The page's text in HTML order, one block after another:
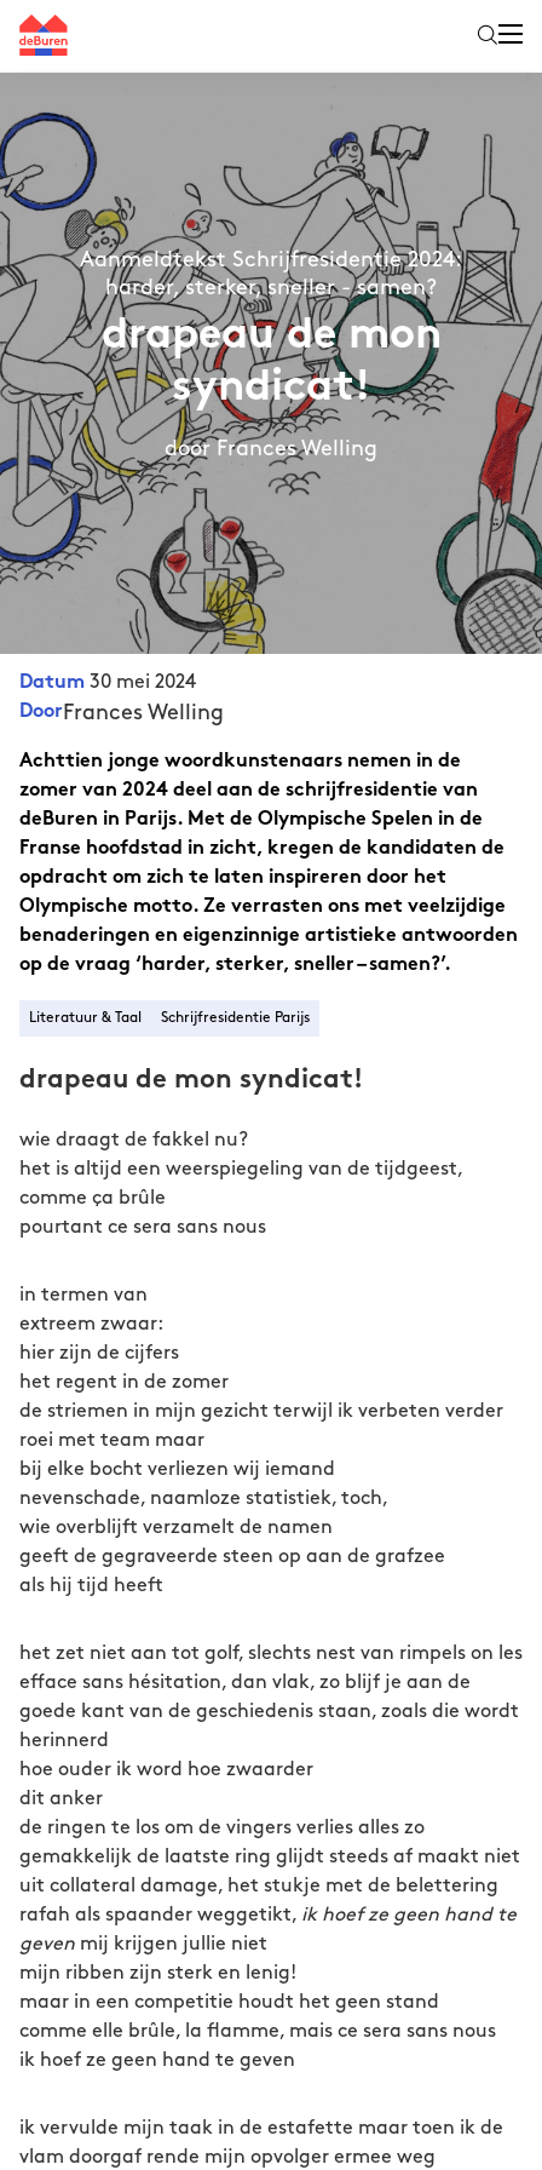
Aanmeldtekst Schrijfresidentie 2024:
harder, sterker, sneller - samen?
drapeau de mon
syndicat!
door Frances Welling
Datum 30 mei 2024
Door Frances Welling
Achttien jonge woordkunstenaars nemen in de
zomer van 2024 deel aan de schrijfresidentie van
deBuren in Parijs. Met de Olympische Spelen in de
Franse hoofdstad in zicht, kregen de kandidaten de
opdracht om zich te laten inspireren door het
Olympische motto. Ze verrasten ons met veelzijdige
benaderingen en eigenzinnige artistieke antwoorden
op de vraag ‘harder, sterker, sneller – samen?’.
Literatuur & Taal Schrijfresidentie Parijs
drapeau de mon syndicat!
wie draagt de fakkel nu?
het is altijd een weerspiegeling van de tijdgeest,
comme ça brûle
pourtant ce sera sans nous
in termen van
extreem zwaar:
hier zijn de cijfers
het regent in de zomer
de striemen in mijn gezicht terwijl ik verbeten verder
roei met team maar
bij elke bocht verliezen wij iemand
nevenschade, naamloze statistiek, toch,
wie overblijft verzamelt de namen
geeft de gegraveerde steen op aan de grafzee
als hij tijd heeft
het zet niet aan tot golf, slechts nest van rimpels on les
efface sans hésitation, dan vlak, zo blijf je aan de
goede kant van de geschiedenis staan, zoals die wordt
herinnerd
hoe ouder ik word hoe zwaarder
dit anker
de ringen te los om de vingers verlies alles zo
gemakkelijk de laatste ring glijdt steeds af maakt niet
uit collateral damage, het stukje met de belettering
rafah als spaander weggetikt, ik hoef ze geen hand te
geven mij krijgen jullie niet
mijn ribben zijn sterk en lenig!
maar in een competitie houdt het geen stand
comme elle brûle, la flamme, mais ce sera sans nous
ik hoef ze geen hand te geven
ik vervulde mijn taak in de estafette maar toen ik de
vlam doorgaf rende mijn opvolger ermee weg